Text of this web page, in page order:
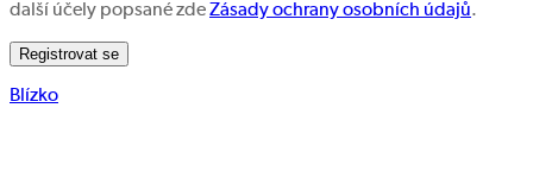
další účely popsané zdeZásady ochrany osobních údajů.
Registrovat se
Blízko